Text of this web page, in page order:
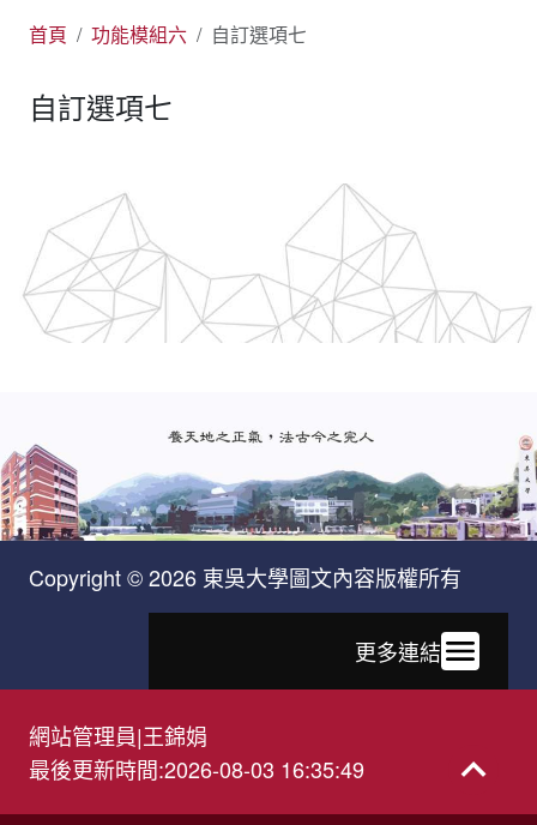
首頁 功能模組六 自訂選項七
自訂選項七
Copyright © 2026 東吳大學圖文內容版權所有
更多連結
網站管理員|王錦娟
最後更新時間:2026-08-03 16:35:49